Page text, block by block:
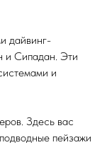
дайвинг-
и Сипадан. Эти
и
Здесь вас
пейзажи